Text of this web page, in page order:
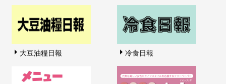
大豆油糧日報 冷食日報